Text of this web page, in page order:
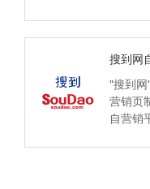
键词等
搜到网
"搜到
营销页
自营销
建立长